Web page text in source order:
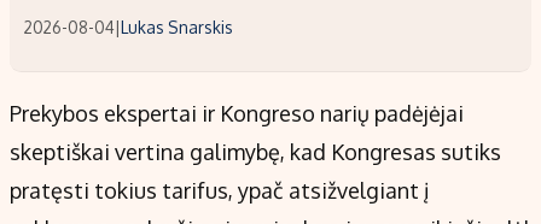
2026-08-04|Lukas Snarskis
Prekybos ekspertai ir Kongreso narių padėjėjai
skeptiškai vertina galimybę, kad Kongresas sutiks
pratęsti tokius tarifus, ypač atsižvelgiant į